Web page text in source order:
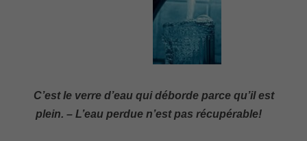
C’est le verre d’eau qui déborde parce qu’il est
plein. – L’eau perdue n’est pas récupérable!